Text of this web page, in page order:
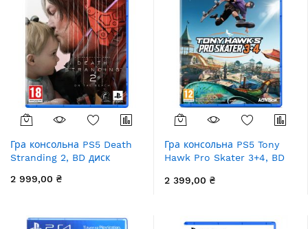
Гра консольна PS5 Death
Stranding 2, BD диск
2 999,00 ₴
Гра консольна PS5 Tony
Hawk Pro Skater 3+4, BD
2 399,00 ₴